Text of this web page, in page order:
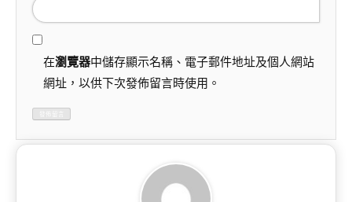
在瀏覽器中儲存顯示名稱、電子郵件地址及個人網站
網址，以供下次發佈留言時使用。